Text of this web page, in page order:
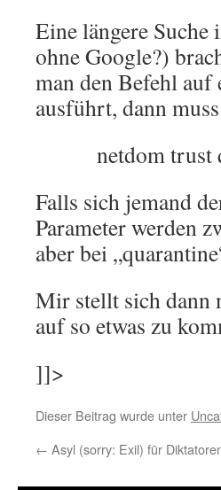
Eine längere
ohne Google?)
man den Befehl auf
ausführt, dann
netdom trust
Falls sich jemand
Parameter werden
aber bei
Mir stellt sich dann
auf so etwas zu
]]>
Dieser Beitrag wurde unter
← Asyl (sorry: Exil) für